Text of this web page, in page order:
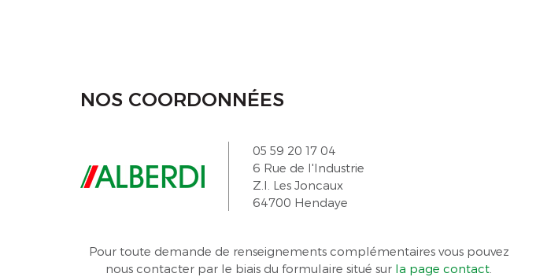
NOS COORDONNÉES
05 59 20 17 04
6 Rue de l'Industrie
Z.I. Les Joncaux
64700 Hendaye
Pour toute demande de renseignements complémentaires vous pouvez
nous contacter par le biais du formulaire situé sur la page contact